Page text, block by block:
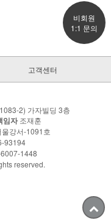
비회원
1:1 문의
고객센터
2) 가자빌딩 3층
임자조재훈
강서-1091호
93194
1448
reserved.